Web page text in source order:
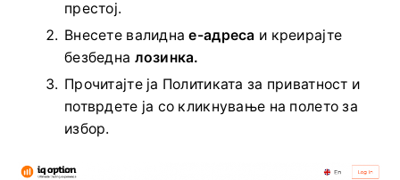
престој.
Внесете валиднае-адреса и креирајте
безбедна лозинка.
Прочитајте ја Политиката за приватност и
потврдете ја со кликнување на полето за
избор.